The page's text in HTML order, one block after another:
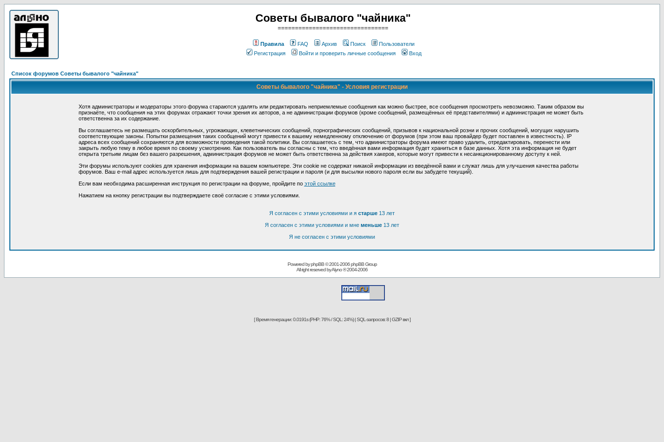
Советы бывалого "чайника"
================================
Правила FAQ Архив Поиск
Пользователи
Регистрация
Войти и проверить личные сообщения Вход
Список форумов Советы бывалого "чайника"
Советы бывалого "чайника" - Условия регистрации
Хотя администраторы и модераторы этого форума стараются удалять или редактировать неприемлемые сообщения как можно быстрее, все сообщения просмотреть невозможно. Таким образом вы
признаёте, что сообщения на этих форумах отражают точки зрения их авторов, а не администрации форумов (кроме сообщений, размещённых её представителями) и администрация не может быть
ответственна за их содержание.
Вы соглашаетесь не размещать оскорбительных, угрожающих, клеветнических сообщений, порнографических сообщений, призывов к национальной розни и прочих сообщений, могущих нарушить
соответствующие законы. Попытки размещения таких сообщений могут привести к вашему немедленному отключению от форумов (при этом ваш провайдер будет поставлен в известность). IP
адреса всех сообщений сохраняются для возможности проведения такой политики. Вы соглашаетесь с тем, что администраторы форума имеют право удалить, отредактировать, перенести или
закрыть любую тему в любое время по своему усмотрению. Как пользователь вы согласны с тем, что введённая вами информация будет храниться в базе данных. Хотя эта информация не будет
открыта третьим лицам без вашего разрешения, администрация форумов не может быть ответственна за действия хакеров, которые могут привести к несанкционированному доступу к ней.
Эти форумы используют cookies для хранения информации на вашем компьютере. Эти cookie не содержат никакой информации из введённой вами и служат лишь для улучшения качества работы
форумов. Ваш e-mail адрес используется лишь для подтверждения вашей регистрации и пароля (и для высылки нового пароля если вы забудете текущий).
Если вам необходима расширенная инструкция по регистрации на форуме, пройдите по этой ссылке
Нажатием на кнопку регистрации вы подтверждаете своё согласие с этими условиями.
Я согласен с этими условиями и я старше 13 лет
Я согласен с этими условиями и мне меньше 13 лет
Я не согласен с этими условиями
Powered by phpBB © 2001-2006phpBB Group
All right reserved byAlyno® 2004-2006
[ Время генерации: 0.0191s (PHP: 76% / SQL: 24%) | SQL-запросов: 8 | GZIP вкл ]